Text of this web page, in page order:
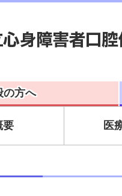
の方へ
要 医